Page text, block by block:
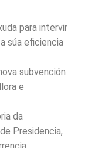
para intervir
súa eficiencia
subvención
e
da
Presidencia,